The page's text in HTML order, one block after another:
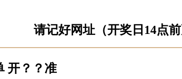
请记好网址（开奖日14点
开？？准